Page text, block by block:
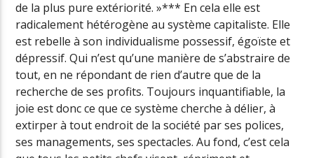
de la plus pure extériorité. »*** En cela elle est
radicalement hétérogène au système capitaliste. Elle
est rebelle à son individualisme possessif, égoïste et
dépressif. Qui n’est qu’une manière de s’abstraire de
tout, en ne répondant de rien d’autre que de la
recherche de ses profits. Toujours inquantifiable, la
joie est donc ce que ce système cherche à délier, à
extirper à tout endroit de la société par ses polices,
ses managements, ses spectacles. Au fond, c’est cela